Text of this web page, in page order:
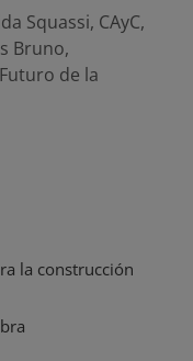
Squassi, CAyC,
Bruno,
de la